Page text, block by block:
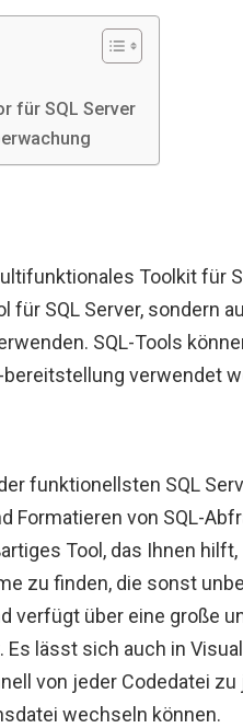
für SQL Server
Toolkit für
für SQL Server, sondern
SQL-Tools
verwendet
funktionellsten SQL
Formatieren von SQL-
Tool, das Ihnen
zu finden, die sonst
verfügt über eine große
lässt sich auch in
von jeder Codedatei zu
wechseln können.